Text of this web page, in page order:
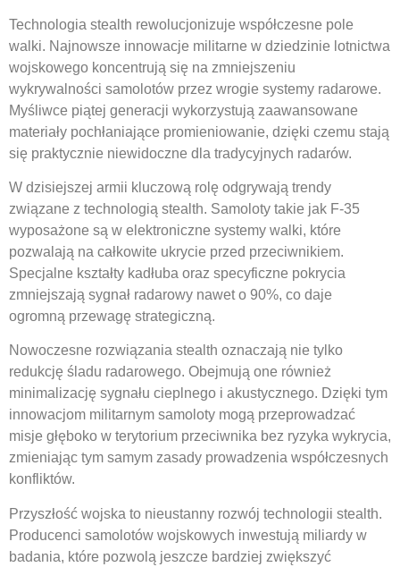
Technologia stealth rewolucjonizuje współczesne pole
walki. Najnowsze innowacje militarne w dziedzinie lotnictwa
wojskowego koncentrują się na zmniejszeniu
wykrywalności samolotów przez wrogie systemy radarowe.
Myśliwce piątej generacji wykorzystują zaawansowane
materiały pochłaniające promieniowanie, dzięki czemu stają
się praktycznie niewidoczne dla tradycyjnych radarów.
W dzisiejszej armii kluczową rolę odgrywają trendy
związane z technologią stealth. Samoloty takie jak F-35
wyposażone są w elektroniczne systemy walki, które
pozwalają na całkowite ukrycie przed przeciwnikiem.
Specjalne kształty kadłuba oraz specyficzne pokrycia
zmniejszają sygnał radarowy nawet o 90%, co daje
ogromną przewagę strategiczną.
Nowoczesne rozwiązania stealth oznaczają nie tylko
redukcję śladu radarowego. Obejmują one również
minimalizację sygnału cieplnego i akustycznego. Dzięki tym
innowacjom militarnym samoloty mogą przeprowadzać
misje głęboko w terytorium przeciwnika bez ryzyka wykrycia,
zmieniając tym samym zasady prowadzenia współczesnych
konfliktów.
Przyszłość wojska to nieustanny rozwój technologii stealth.
Producenci samolotów wojskowych inwestują miliardy w
badania, które pozwolą jeszcze bardziej zwiększyć